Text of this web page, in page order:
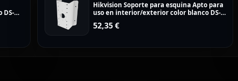
DS-
Hikvision Soporte para esquina Apto para
uso en interior/exterior color blanco DS-
52,35€